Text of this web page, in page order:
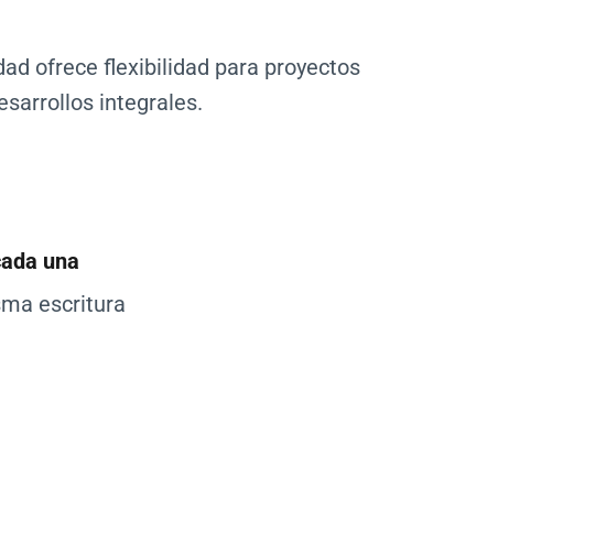
ofrece flexibilidad para proyectos
integrales.
una
escritura